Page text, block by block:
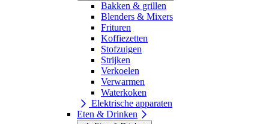
Bakken & grillen
Blenders & Mixers
Frituren
Koffiezetten
Stofzuigen
Strijken
Verkoelen
Verwarmen
Waterkoken
Elektrische apparaten
Eten & Drinken